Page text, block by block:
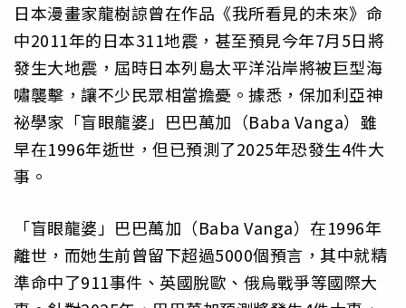
日本漫畫家龍樹諒曾在作品《我所看見的未來》命
中2011年的日本311地震，甚至預見今年7月5日將
發生大地震，屆時日本列島太平洋沿岸將被巨型海
嘯襲擊，讓不少民眾相當擔憂。據悉，保加利亞神
祕學家「盲眼龍婆」巴巴萬加（Baba Vanga）雖
早在1996年逝世，但已預測了2025年恐發生4件大
事。
「盲眼龍婆」巴巴萬加（Baba Vanga）在1996年
離世，而她生前曾留下超過5000個預言，其中就精
準命中了911事件、英國脫歐、俄烏戰爭等國際大